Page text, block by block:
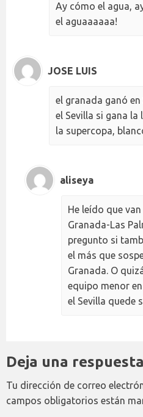
Ay cómo el agua,
el aguaaaaaa!
JOSE LUIS
el granada ganó
el Sevilla si gana la
la supercopa,
aliseya
He leído que
Granada-Las
pregunto si
el más que
Granada. O
equipo menor
el Sevilla quede
Deja una respuesta
Tu dirección de correo
campos obligatorios están